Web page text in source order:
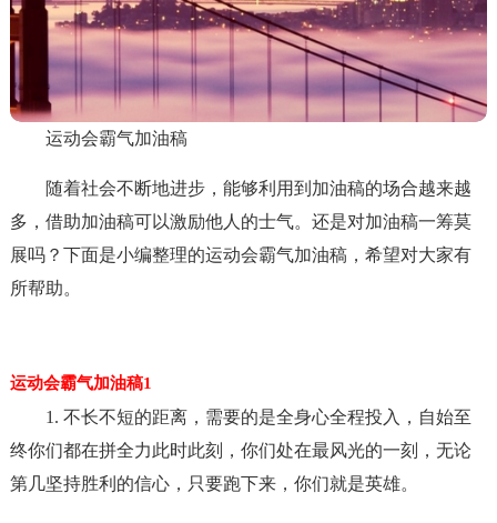
运动会霸气加油稿
随着社会不断地进步，能够利用到加油稿的场合越来越
多，借助加油稿可以激励他人的士气。还是对加油稿一筹莫
展吗？下面是小编整理的运动会霸气加油稿，希望对大家有
所帮助。
运动会霸气加油稿1
1. 不长不短的距离，需要的是全身心全程投入，自始至
终你们都在拼全力此时此刻，你们处在最风光的一刻，无论
第几坚持胜利的信心，只要跑下来，你们就是英雄。